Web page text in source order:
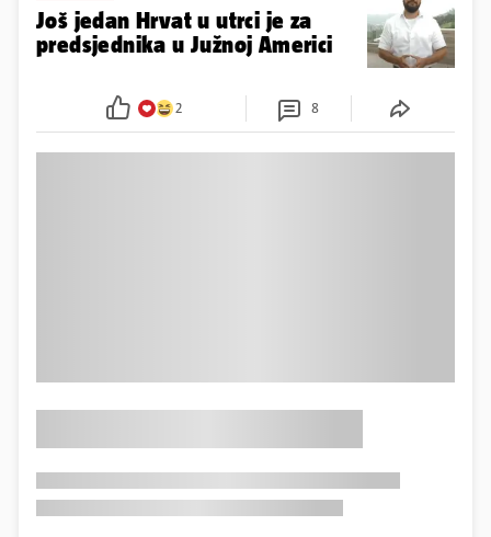
Još jedan Hrvat u utrci je za
predsjednika u Južnoj Americi
2 8